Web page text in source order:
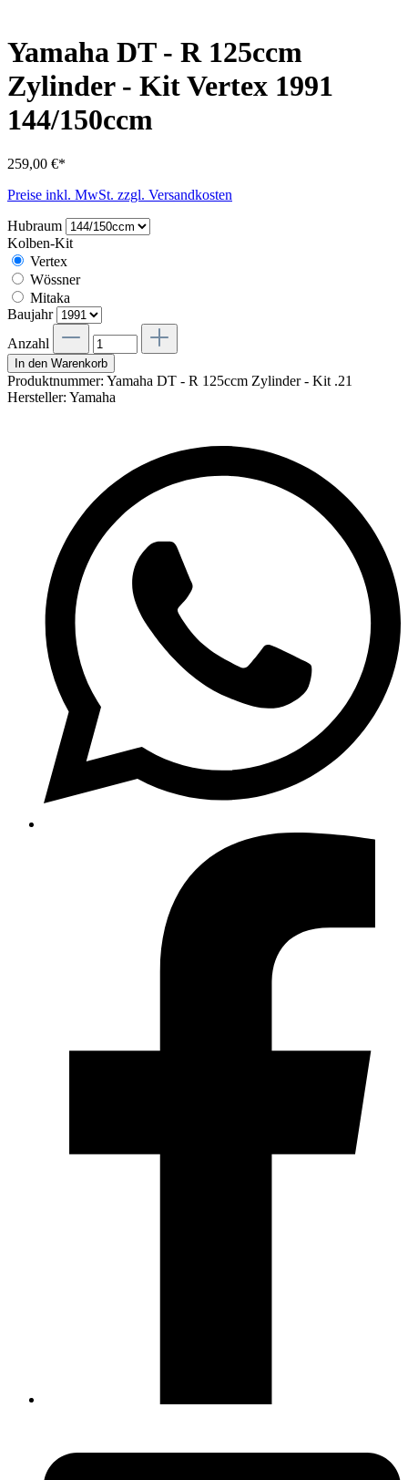
Yamaha DT - R 125ccm
Zylinder - Kit Vertex 1991
144/150ccm
259,00 €*
Preise inkl. MwSt. zzgl. Versandkosten
Hubraum
Kolben-Kit
Vertex
Wössner
Mitaka
Baujahr
Anzahl
In den Warenkorb
Produktnummer: Yamaha DT - R 125ccm Zylinder - Kit .21
Hersteller: Yamaha